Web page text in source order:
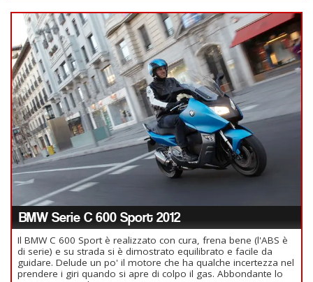
BMW Serie C 600 Sport 2012
Il BMW C 600 Sport è realizzato con cura, frena bene (l'ABS è
di serie) e su strada si è dimostrato equilibrato e facile da
guidare. Delude un po' il motore che ha qualche incertezza nel
prendere i giri quando si apre di colpo il gas. Abbondante lo